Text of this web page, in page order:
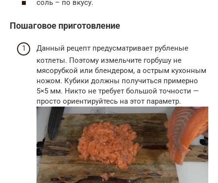
соль – по вкусу.
Пошаговое приготовление
Данный рецепт предусматривает рубленые
котлеты. Поэтому измельчите горбушу не
мясорубкой или блендером, а острым кухонным
ножом. Кубики должны получиться примерно
5×5 мм. Никто не требует большой точности —
просто ориентируйтесь на этот параметр.